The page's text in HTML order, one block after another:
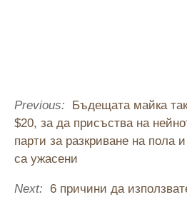
Previous:
Бъдещата майка
$20, за да присъства на
парти за разкриване на пола
са ужасени
Next: 6 причини да